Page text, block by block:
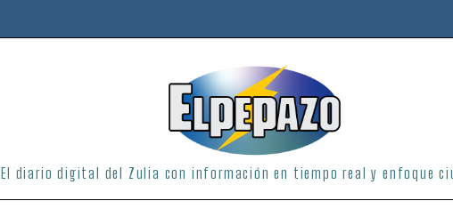
El diario digital del Zulia con información en tiempo real y enfoque